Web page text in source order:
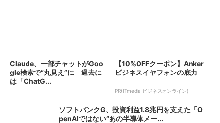
Claude、一部チャットがGoo
gle検索で“丸見え”に 過去に
は「ChatG...
【10%OFFクーポン】Anker
ビジネスイヤフォンの底力
PR(ITmedia ビジネスオンライン)
ソフトバンクG、投資利益1.8兆円を支えた「O
penAIではない“あの半導体メー...